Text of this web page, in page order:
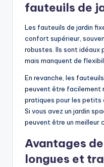
fauteuils de
Les fauteuils de jardin
confort supérieur,
robustes. Ils sont idéaux
mais manquent de
En revanche, les
peuvent être facilement
pratiques pour les petits
Si vous avez un jardin
peuvent être un meilleur
Avantages
longues et